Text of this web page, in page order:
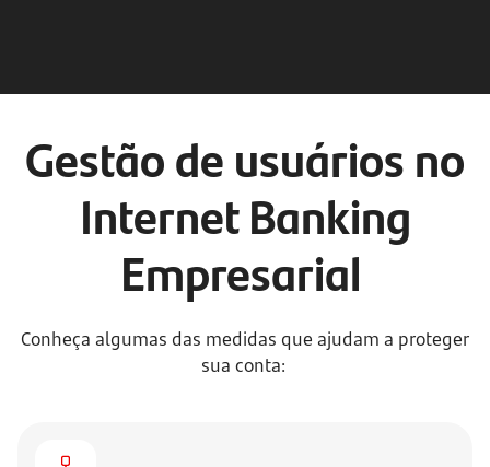
Gestão de usuários no
Internet Banking
Empresarial
Conheça algumas das medidas que ajudam a proteger
sua conta: